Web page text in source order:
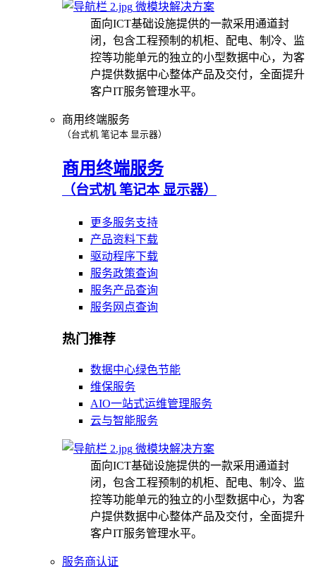
微模块解决方案
面向ICT基础设施提供的一款采用通道封
闭，包含工程预制的机柜、配电、制冷、监
控等功能单元的独立的小型数据中心，为客
户提供数据中心整体产品及交付，全面提升
客户IT服务管理水平。
商用终端服务
（台式机 笔记本 显示器）
商用终端服务
（台式机 笔记本 显示器）
更多服务支持
产品资料下载
驱动程序下载
服务政策查询
服务产品查询
服务网点查询
热门推荐
数据中心绿色节能
维保服务
AIO一站式运维管理服务
云与智能服务
微模块解决方案
面向ICT基础设施提供的一款采用通道封
闭，包含工程预制的机柜、配电、制冷、监
控等功能单元的独立的小型数据中心，为客
户提供数据中心整体产品及交付，全面提升
客户IT服务管理水平。
服务商认证